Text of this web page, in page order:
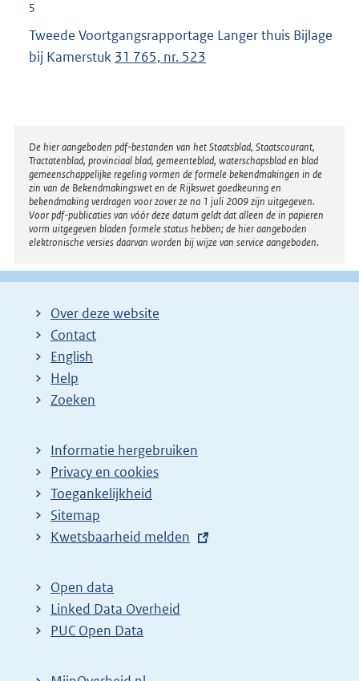
l
i
5
Tweede Voortgangsrapportage Langer thuis Bijlage
bij Kamerstuk 31 765, nr. 523
Disclaimer
De hier aangeboden pdf-bestanden van het Staatsblad, Staatscourant,
Tractatenblad, provinciaal blad, gemeenteblad, waterschapsblad en blad
gemeenschappelijke regeling vormen de formele bekendmakingen in de
zin van de Bekendmakingswet en de Rijkswet goedkeuring en
bekendmaking verdragen voor zover ze na 1 juli 2009 zijn uitgegeven.
Voor pdf-publicaties van vóór deze datum geldt dat alleen de in papieren
vorm uitgegeven bladen formele status hebben; de hier aangeboden
elektronische versies daarvan worden bij wijze van service aangeboden.
Over deze website
Contact
English
Help
Zoeken
Informatie hergebruiken
Privacy en cookies
Toegankelijkheid
Sitemap
E
t
e
r
Kwetsbaarheid melden
Open data
Linked Data Overheid
PUC Open Data